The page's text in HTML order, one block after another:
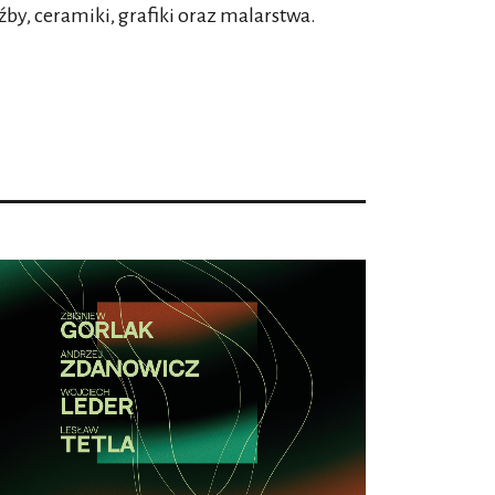
ceramiki, grafiki oraz malarstwa.